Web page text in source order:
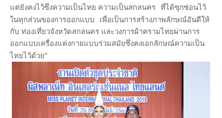
แต่ยังคงไว้ซึ่งความเป็นไทย ความเป็นสกลนคร ที่ได้ซุกซ่อนไว้
ในทุกส่วนของการออกแบบ
เพื่อเป็นการสร้างภาพลักษณ์อันดีให้
กับ ท่องเที่ยวจังหวัดสกลนคร และวงการผ้าครามไทยผ่านการ
ออกแบบเครื่องแต่งกายแบบร่วมสมัยซึ่งคงเอกลักษณ์ความเป็น
ไทยไว้ด้วย"